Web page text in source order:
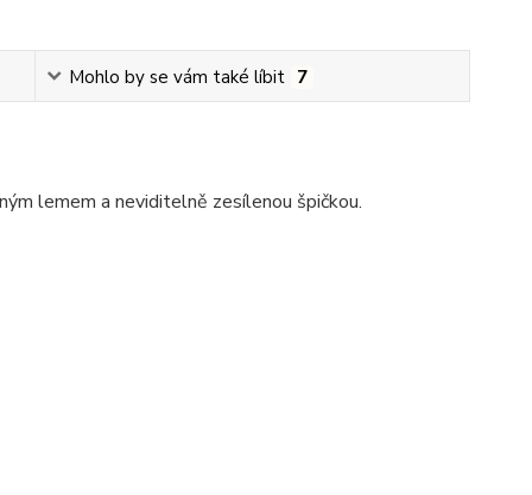
Mohlo by se vám také líbit 7
lemem a neviditelně zesílenou špičkou.